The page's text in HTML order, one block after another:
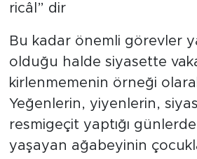
ricâl” dir
Bu kadar önemli görevler
olduğu halde siyasette
kirlenmemenin örneği
Yeğenlerin, yiyenlerin,
resmigeçit yaptığı
yaşayan ağabeyinin